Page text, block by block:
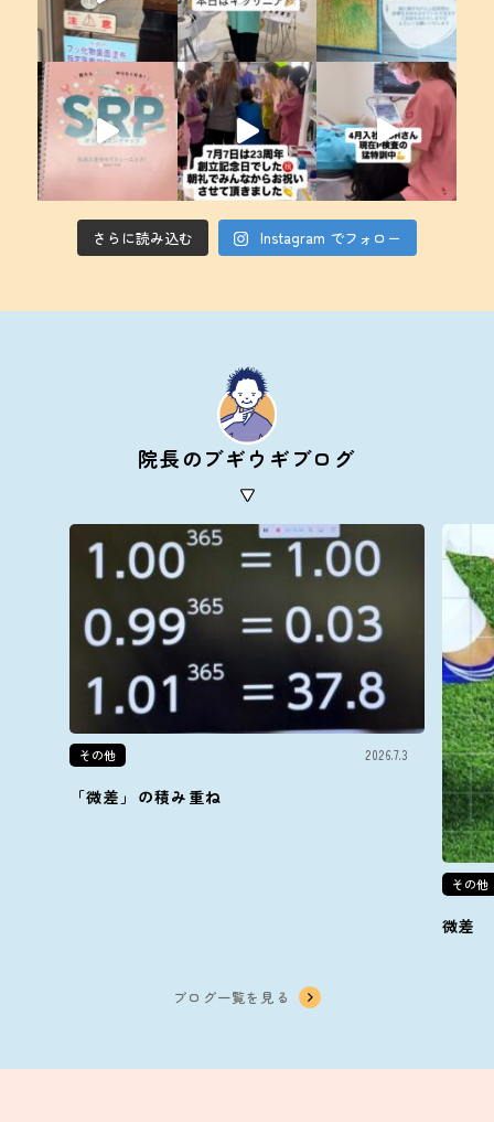
さらに読み込む Instagram でフォロー
院長のブギウギブログ
その他 2026.7.3
「微差」の積み重ね
その他
微差
ブログ一覧を見る